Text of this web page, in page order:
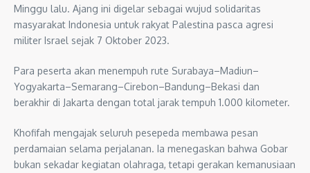
Minggu lalu. Ajang ini digelar sebagai wujud solidaritas
masyarakat Indonesia untuk rakyat Palestina pasca agresi
militer Israel sejak 7 Oktober 2023.
Para peserta akan menempuh rute Surabaya–Madiun–
Yogyakarta–Semarang–Cirebon–Bandung–Bekasi dan
berakhir di Jakarta dengan total jarak tempuh 1.000 kilometer.
Khofifah mengajak seluruh pesepeda membawa pesan
perdamaian selama perjalanan. Ia menegaskan bahwa Gobar
bukan sekadar kegiatan olahraga, tetapi gerakan kemanusiaan